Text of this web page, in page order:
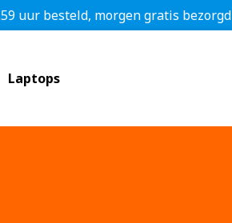
uur besteld, morgen gratis bezorgd
Laptops